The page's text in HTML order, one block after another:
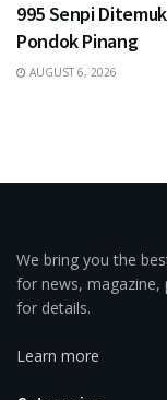
995 Senpi
Pondok Pinang
AUGUST 6, 2026
We bring you the
for news, magazine,
for details.
Learn more